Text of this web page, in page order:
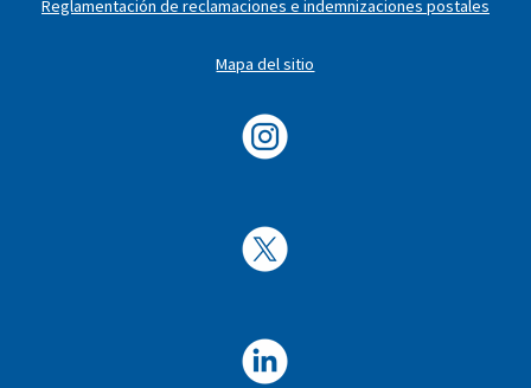
Reglamentación de reclamaciones e indemnizaciones postales
Mapa del sitio